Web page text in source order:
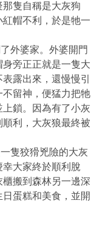
隻自稱是大灰狗
帽不利，於是牠一
外婆家。外婆開門
旁正正就是一隻大
露出來，還慢慢引
留神，便猛力把牠
鎖。因為有了小灰
利，大灰狼最終被
隻狡猾兇險的大灰
大家終於順利脫
搬到森林另一邊深
蛋糕和美食，並開